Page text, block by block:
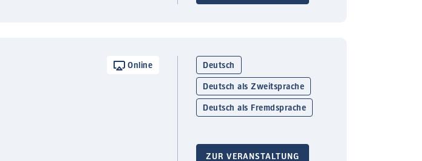
Online Deutsch
Deutsch als Zweitsprache
Deutsch als Fremdsprache
ZUR VERANSTALTUNG